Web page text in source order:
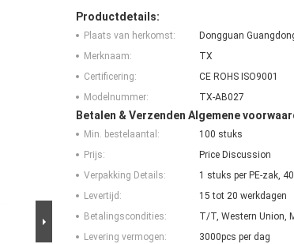
Productdetails:
Plaats van herkomst:
Dongguan
Merknaam:
TX
Certificering:
CE ROHS ISO9001
Modelnummer:
TX-AB027
Betalen & Verzenden Algemene
Min. bestelaantal:
100 stuks
Prijs:
Price Discussion
Verpakking Details:
1 stuks per PE-zak,
Levertijd:
15 tot 20 werkdagen
Betalingscondities:
T/T, Western Union,
Levering vermogen:
3000pcs per dag